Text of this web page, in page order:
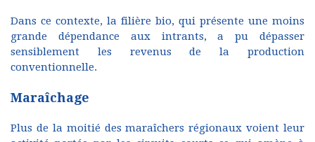
Dans ce contexte, la filière bio, qui présente une moins
grande dépendance aux intrants, a pu dépasser
sensiblement les revenus de la production
conventionnelle.
Maraîchage
Plus de la moitié des maraîchers régionaux voient leur